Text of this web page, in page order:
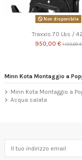
Non disponibile
Traxxis 70 Lbs /
950,00 €1.120,00 €
Minn Kota Montaggio a
Minn Kota Montaggio a
Acqua salata